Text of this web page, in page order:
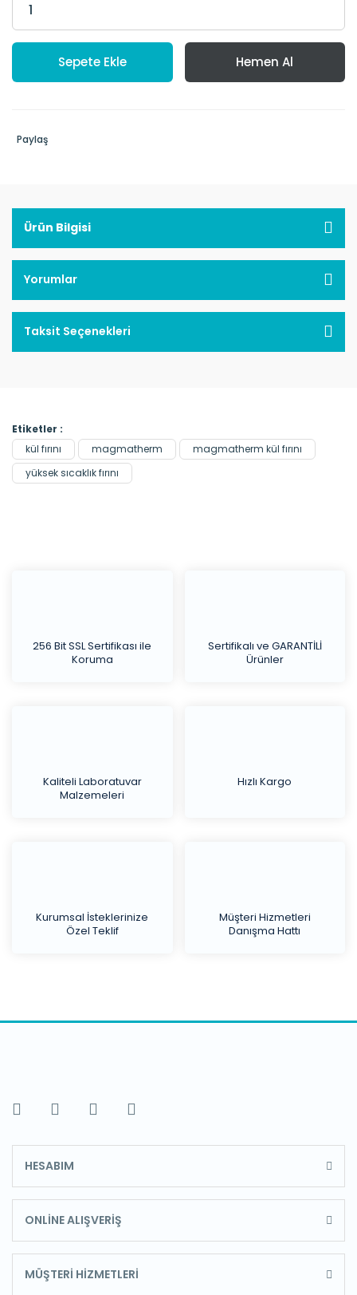
Sepete Ekle Hemen Al
Paylaş
Ürün Bilgisi
Yorumlar
Taksit Seçenekleri
Etiketler :
kül fırını
magmatherm
magmatherm kül fırını
yüksek sıcaklık fırını
256 Bit SSL Sertifikası ile
Koruma
Sertifikalı ve GARANTİLİ
Ürünler
Kaliteli Laboratuvar
Malzemeleri
Hızlı Kargo
Kurumsal İsteklerinize
Özel Teklif
Müşteri Hizmetleri
Danışma Hattı
HESABIM
ONLİNE ALIŞVERİŞ
MÜŞTERİ HİZMETLERİ